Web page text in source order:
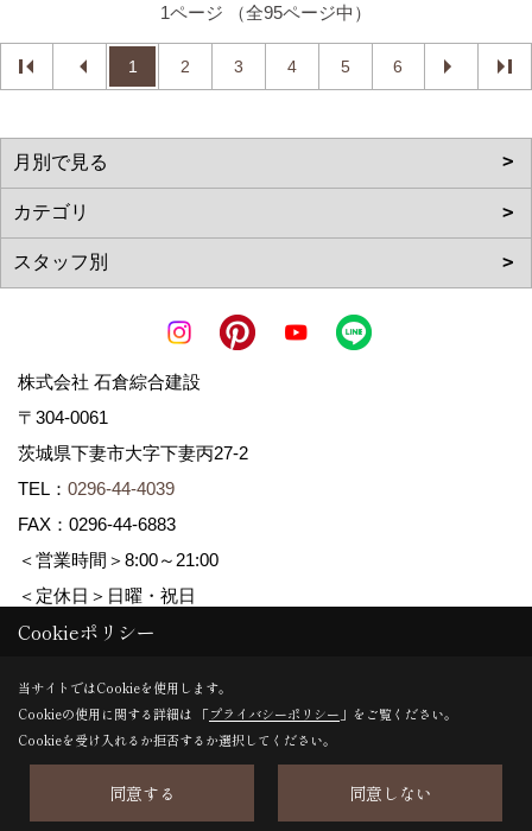
1ページ （全95ページ中）
1 2 3 4 5 6
株式会社 石倉綜合建設
〒304-0061
茨城県下妻市大字下妻丙27-2
TEL： 0296-44-4039
FAX：0296-44-6883
＜営業時間＞8:00～21:00
＜定休日＞日曜・祝日
Copyright (c) ISIKURA-SOGOKENSETSU. All Rights Reserved.
Produced byゴデスクリエイト
Cookieポリシー
当サイトではCookieを使用します。
Cookieの使用に関する詳細は 「プライバシーポリシー 」をご覧ください。
Cookieを受け入れるか拒否するか選択してください。
同意する 同意しない